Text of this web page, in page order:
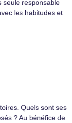
seule responsable
les habitudes et
Quels sont ses
? Au bénéfice de